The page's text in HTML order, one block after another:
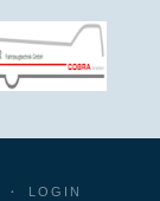
LOGIN